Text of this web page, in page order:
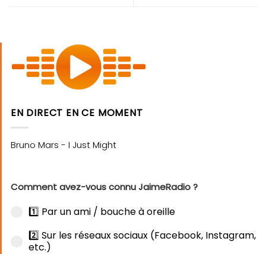
EN DIRECT EN CE MOMENT
Comment avez-vous connu JaimeRadio ?
1️⃣ Par un ami / bouche à oreille
2️⃣ Sur les réseaux sociaux (Facebook, Instagram,
etc.)